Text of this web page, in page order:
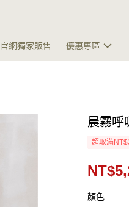
官網獨家販售 優惠專區
晨霧呼
超取滿
顏色